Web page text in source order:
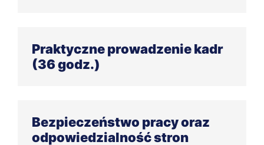
Obliczanie należnego wynagrodzenia za pracę
(16 godz.)
Obsługa programu Płatnik (12 godz.)
Praktyczne prowadzenie kadr
(36 godz.)
Prowadzenie dokumentacji w sprawach
związanych ze stosunkiem pracy (8 godz.)
Bezpieczeństwo pracy oraz
odpowiedzialność stron